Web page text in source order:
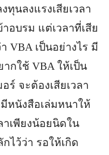
ทุนลงแรงเสียเวลา
อบรม แต่เวลาที่เสีย
VBA เป็นอย่างไร มี
กใช้ VBA ให้เป็น
ร์ จะต้องเสียเวลา
หนังสือเล่มหนาให้
เพียงน้อยนิดใน
ไว้ว่า รอให้เกิด